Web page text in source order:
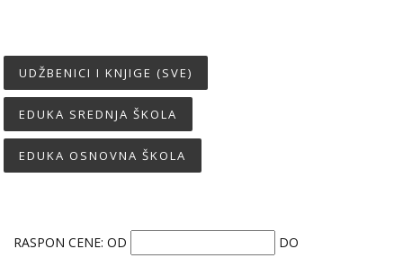
UDŽBENICI I KNJIGE (SVE)
EDUKA SREDNJA ŠKOLA
EDUKA OSNOVNA ŠKOLA
RASPON CENE: OD DO